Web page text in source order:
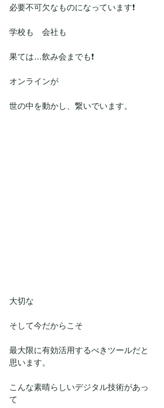
必要不可欠なものになっています❗
学校も　会社も
果ては…飲み会までも❗
オンラインが
世の中を動かし、繋いでいます。
大切な
そして今だからこそ
最大限に有効活用するべきツールだと
思います。
こんな素晴らしいデジタル技術があっ
て